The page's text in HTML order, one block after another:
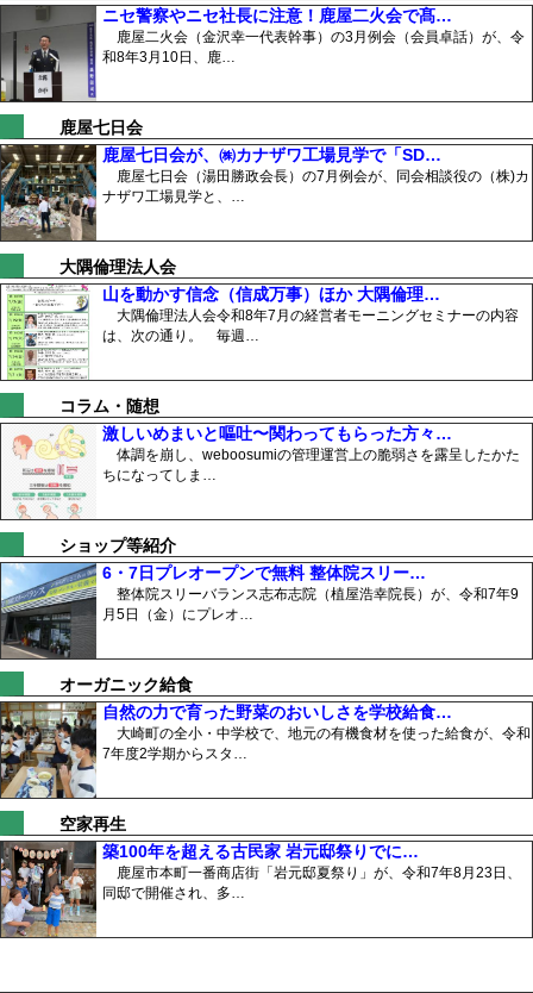
ニセ警察やニセ社長に注意！鹿屋二火会で髙…
鹿屋二火会（金沢幸一代表幹事）の3月例会（会員卓話）が、令
和8年3月10日、鹿…
鹿屋七日会
鹿屋七日会が、㈱カナザワ工場見学で「SD…
鹿屋七日会（湯田勝政会長）の7月例会が、同会相談役の（株)カ
ナザワ工場見学と、…
大隅倫理法人会
山を動かす信念（信成万事）ほか 大隅倫理…
大隅倫理法人会令和8年7月の経営者モーニングセミナーの内容
は、次の通り。 毎週…
コラム・随想
激しいめまいと嘔吐〜関わってもらった方々…
体調を崩し、weboosumiの管理運営上の脆弱さを露呈したかた
ちになってしま…
ショップ等紹介
6・7日プレオープンで無料 整体院スリー…
整体院スリーバランス志布志院（植屋浩幸院長）が、令和7年9
月5日（金）にプレオ…
オーガニック給食
自然の力で育った野菜のおいしさを学校給食…
大崎町の全小・中学校で、地元の有機食材を使った給食が、令和
7年度2学期からスタ…
空家再生
築100年を超える古民家 岩元邸祭りでに…
鹿屋市本町一番商店街「岩元邸夏祭り」が、令和7年8月23日、
同邸で開催され、多…